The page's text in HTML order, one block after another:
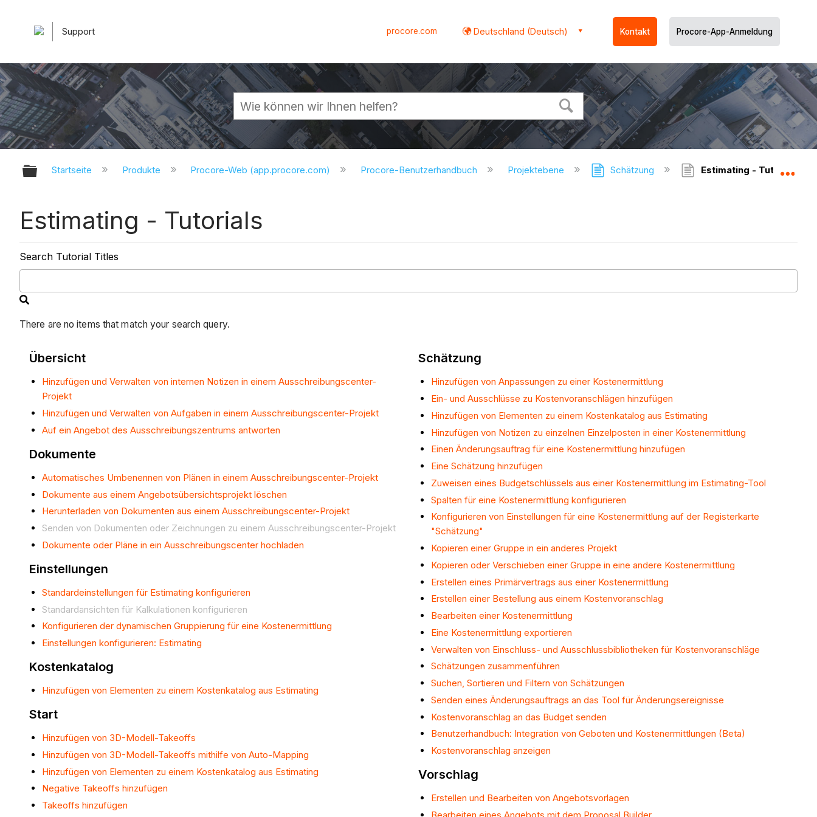
Support procore.com Deutschland (Deutsch) Kontakt Procore-App-Anmeldung
Globale Hierarchie auf- und zuklappen
Startseite Produkte Procore-Web (app.procore.com) Procore-Benutzerhandbuch Projektebene Schätzung Estimating - Tutorials
Estimating - Tutorials
Search Tutorial Titles
There are no items that match your search query.
Übersicht
Hinzufügen und Verwalten von internen Notizen in einem Ausschreibungscenter-
Projekt
Hinzufügen und Verwalten von Aufgaben in einem Ausschreibungscenter-Projekt
Auf ein Angebot des Ausschreibungszentrums antworten
Dokumente
Automatisches Umbenennen von Plänen in einem Ausschreibungscenter-Projekt
Dokumente aus einem Angebotsübersichtsprojekt löschen
Herunterladen von Dokumenten aus einem Ausschreibungscenter-Projekt
Senden von Dokumenten oder Zeichnungen zu einem Ausschreibungscenter-Projekt
Dokumente oder Pläne in ein Ausschreibungscenter hochladen
Einstellungen
Standardeinstellungen für Estimating konfigurieren
Standardansichten für Kalkulationen konfigurieren
Konfigurieren der dynamischen Gruppierung für eine Kostenermittlung
Einstellungen konfigurieren: Estimating
Kostenkatalog
Hinzufügen von Elementen zu einem Kostenkatalog aus Estimating
Start
Hinzufügen von 3D-Modell-Takeoffs
Hinzufügen von 3D-Modell-Takeoffs mithilfe von Auto-Mapping
Hinzufügen von Elementen zu einem Kostenkatalog aus Estimating
Negative Takeoffs hinzufügen
Takeoffs hinzufügen
Schätzung
Hinzufügen von Anpassungen zu einer Kostenermittlung
Ein- und Ausschlüsse zu Kostenvoranschlägen hinzufügen
Hinzufügen von Elementen zu einem Kostenkatalog aus Estimating
Hinzufügen von Notizen zu einzelnen Einzelposten in einer Kostenermittlung
Einen Änderungsauftrag für eine Kostenermittlung hinzufügen
Eine Schätzung hinzufügen
Zuweisen eines Budgetschlüssels aus einer Kostenermittlung im Estimating-Tool
Spalten für eine Kostenermittlung konfigurieren
Konfigurieren von Einstellungen für eine Kostenermittlung auf der Registerkarte
"Schätzung"
Kopieren einer Gruppe in ein anderes Projekt
Kopieren oder Verschieben einer Gruppe in eine andere Kostenermittlung
Erstellen eines Primärvertrags aus einer Kostenermittlung
Erstellen einer Bestellung aus einem Kostenvoranschlag
Bearbeiten einer Kostenermittlung
Eine Kostenermittlung exportieren
Verwalten von Einschluss- und Ausschlussbibliotheken für Kostenvoranschläge
Schätzungen zusammenführen
Suchen, Sortieren und Filtern von Schätzungen
Senden eines Änderungsauftrags an das Tool für Änderungsereignisse
Kostenvoranschlag an das Budget senden
Benutzerhandbuch: Integration von Geboten und Kostenermittlungen (Beta)
Kostenvoranschlag anzeigen
Vorschlag
Erstellen und Bearbeiten von Angebotsvorlagen